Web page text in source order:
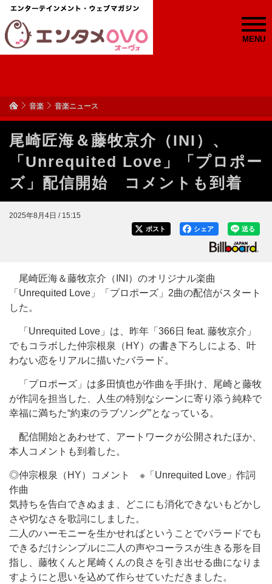
MENU
音楽 音楽ニュース
尾崎匠海＆藤牧京介（INI）、
「Unrequited Love」「プロポー
ズ」配信開始 コメントも到着
2025年8月4日 / 15:15
送る
シェア
ポスト
尾崎匠海＆藤牧京介（INI）のオリジナル楽曲
「Unrequited Love」「プロポーズ」2曲の配信がスタート
した。
「Unrequited Love」は、昨年「366日 feat. 藤牧京介」
でもコラボした仲宗根泉（HY）の書き下ろしによる、叶
わない恋をリアルに描いたバラード。
「プロポーズ」は多田慎也が作曲を手掛け、尾崎と藤牧
が作詞を担当した、人生の特別なシーンに寄り添う純粋で
幸福に満ちた“約束のラブソング”となっている。
配信開始とあわせて、アートワークが公開されたほか、
本人コメントも到着した。
◎仲宗根泉（HY）コメント ※「Unrequited Love」作詞
作曲
気持ちを告白できぬまま、どこにも消化できないもどかし
さや切なさを歌詞にしました。
二人のハーモニーを生かせればということでバラードでも
できるだけシンプルに二人の声やコーラスが生きる形を目
指し、藤牧くんと尾崎くんの良さを引き出せる曲になりま
すようにと思いを込めて作らせていただきました。